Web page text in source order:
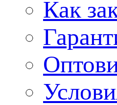
Как